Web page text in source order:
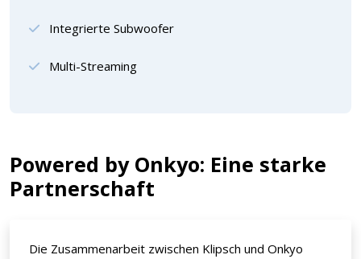
Integrierte Subwoofer
Multi-Streaming
Powered by Onkyo: Eine starke
Partnerschaft
Die Zusammenarbeit zwischen Klipsch und Onkyo